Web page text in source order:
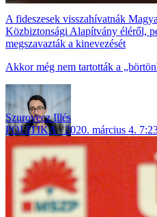
A fideszesek visszahívatnák
Közbiztonsági Alapítvány éléről,
megszavazták a kinevezését
Akkor még nem tartották a
Szurovecz Illés
POLITIKA
2020. március 4.